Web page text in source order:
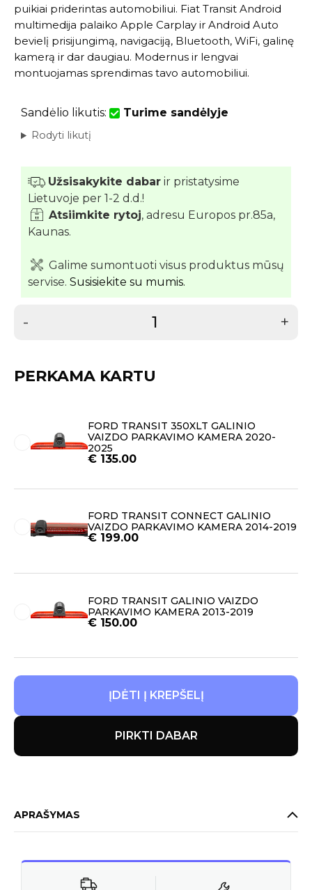
puikiai priderintas automobiliui. Fiat Transit Android
multimedija palaiko Apple Carplay ir Android Auto
bevielį prisijungimą, navigaciją, Bluetooth, WiFi, galinę
kamerą ir dar daugiau. Modernus ir lengvai
montuojamas sprendimas tavo automobiliui.
Sandėlio likutis: Turime sandėlyje
Rodyti likutį
Užsisakykite dabar ir pristatysime
Lietuvoje per 1-2 d.d.!
Atsiimkite rytoj, adresu Europos pr.85a,
Kaunas.
Galime sumontuoti visus produktus mūsų
servise. Susisiekite su mumis.
- +
PERKAMA KARTU
FORD TRANSIT 350XLT GALINIO
VAIZDO PARKAVIMO KAMERA 2020-
2025
€ 135.00
FORD TRANSIT CONNECT GALINIO
VAIZDO PARKAVIMO KAMERA 2014-2019
€ 199.00
FORD TRANSIT GALINIO VAIZDO
PARKAVIMO KAMERA 2013-2019
€ 150.00
ĮDĖTI Į KREPŠELĮ
PIRKTI DABAR
APRAŠYMAS